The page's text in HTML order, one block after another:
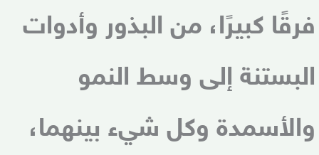
فرقًا كبيرًا، من البذور وأدوات
البستنة إلى وسط النمو
والأسمدة وكل شيء بينهما،